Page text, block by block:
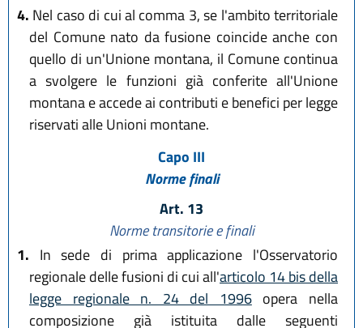
4. Nel caso di cui al comma 3, se l'ambito territoriale
del Comune nato da fusione coincide anche con
quello di un'Unione montana, il Comune continua
a svolgere le funzioni già conferite all'Unione
montana e accede ai contributi e benefici per legge
riservati alle Unioni montane.
Capo III
Norme finali
Art. 13
Norme transitorie e finali
1. In sede di prima applicazione l'Osservatorio
regionale delle fusioni di cui all'articolo 14 bis della
legge regionale n. 24 del 1996opera nella
composizione già istituita dalle seguenti